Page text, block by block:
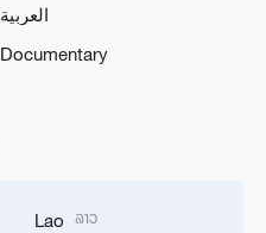
العربية
Documentary
Lao ລາວ